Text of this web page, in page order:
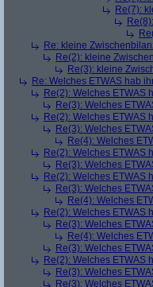
Re(7):
Re: kleine
Re(2): kleine
Re(3): kleine
Re: Welches ETWAS hab
Re(2): Welches ETWAS
Re(3): Welches
Re(2): Welches ETWAS
Re(3): Welches
Re(4): Welches
Re(2): Welches ETWAS
Re(3): Welches
Re(2): Welches ETWAS
Re(3): Welches
Re(4): Welches
Re(2): Welches ETWAS
Re(3): Welches
Re(4): Welches
Re(3): Welches
Re(2): Welches ETWAS
Re(3): Welches
Re(3): Welches